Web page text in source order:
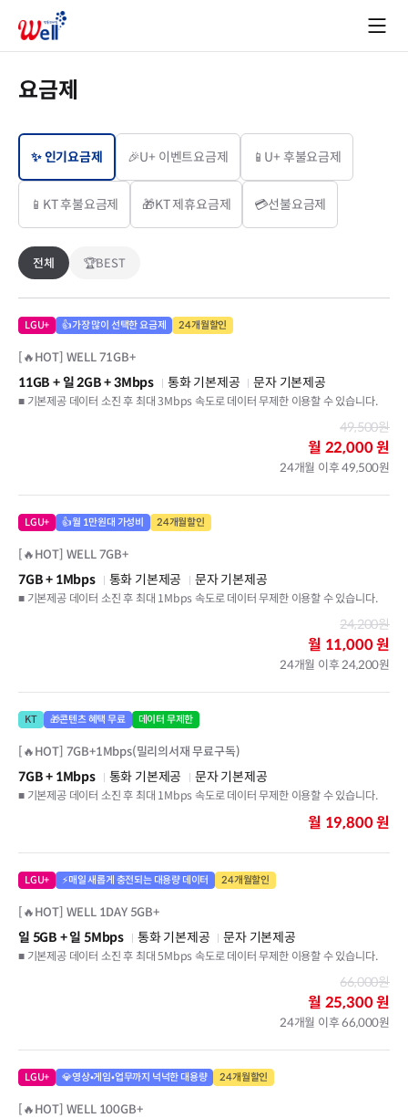
요금제
✨ 인기요금제 🎉U+ 이벤트요금제 📱U+ 후불요금제
📱KT 후불요금제 🎁KT 제휴요금제 💳선불요금제
전체 🏆BEST
LGU+ 👍가장 많이 선택한 요금제 24개월할인
[🔥HOT] WELL 71GB+
11GB + 일 2GB+ 3Mbps 통화 기본제공
문자 기본제공
■ 기본제공 데이터 소진 후 최대 3Mbps 속도로 데이터 무제한 이용할 수 있습니다.
49,500원
월 22,000 원
24개월 이후 49,500원
LGU+ 👍월 1만원대 가성비 24개월할인
[🔥HOT] WELL 7GB+
7GB+ 1Mbps 통화 기본제공
문자 기본제공
■ 기본제공 데이터 소진 후 최대 1Mbps 속도로 데이터 무제한 이용할 수 있습니다.
24,200원
월 11,000 원
24개월 이후 24,200원
KT 🎁콘텐츠 혜택 무료 데이터 무제한
[🔥HOT] 7GB+1Mbps(밀리의서재 무료구독)
7GB+ 1Mbps 통화 기본제공
문자 기본제공
■ 기본제공 데이터 소진 후 최대 1Mbps 속도로 데이터 무제한 이용할 수 있습니다.
월 19,800 원
LGU+ ⚡매일 새롭게 충전되는 대용량 데이터 24개월할인
[🔥HOT] WELL 1DAY 5GB+
일 5GB + 일 5Mbps 통화 기본제공
문자 기본제공
■ 기본제공 데이터 소진 후 최대 5Mbps 속도로 데이터 무제한 이용할 수 있습니다.
66,000원
월 25,300 원
24개월 이후 66,000원
LGU+ 💎영상•게임•업무까지 넉넉한 대용량 24개월할인
[🔥HOT] WELL 100GB+